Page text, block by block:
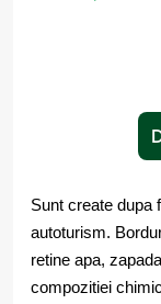
Sunt create dupa
autoturism.
retine apa,
compozitiei